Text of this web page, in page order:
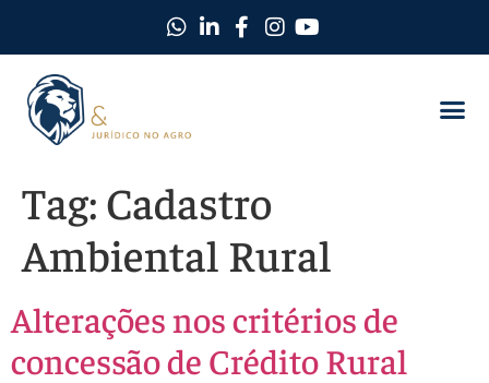
Tag:Cadastro
Ambiental Rural
Alterações nos critérios de
concessão de Crédito Rural